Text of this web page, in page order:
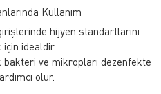
Kullanım
hijyen standartlarını
idealdir.
bakteri ve mikropları dezenfekte
olur.